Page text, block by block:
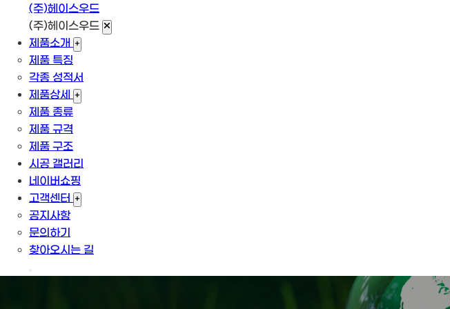
(주)헤이스우드
(주)헤이스우드
제품소개 +
제품 특징
각종 성적서
제품상세
+
제품 종류
제품 규격
제품 구조
시공 갤러리
네이버쇼핑
고객센터 +
공지사항
문의하기
찾아오시는 길